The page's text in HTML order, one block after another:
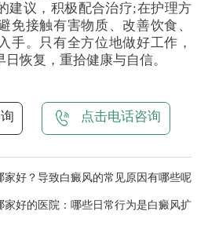
建议，积极配合治疗;在护理方
免接触有害物质、改善饮食、
手。只有全方位地做好工作，
恢复，重拾健康与自信。
点击电话咨询
家好？导致白癜风的常见原因有哪些呢
家好的医院：哪些日常行为是白癜风扩